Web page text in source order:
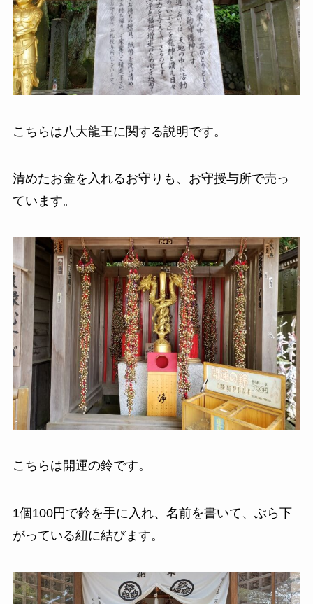
こちらは八大龍王に関する説明です。
清めたお金を入れるお守りも、お守授与所で売っ
ています。
こちらは開運の鈴です。
1個100円で鈴を手に入れ、名前を書いて、ぶら下
がっている紐に結びます。